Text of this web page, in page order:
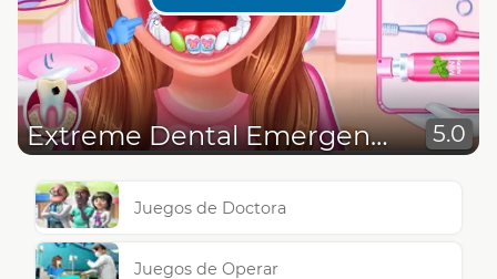
Extreme Dental Emergency 5.0
Juegos de Doctora
Juegos de Operar